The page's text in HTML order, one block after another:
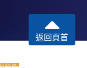
返回頁首